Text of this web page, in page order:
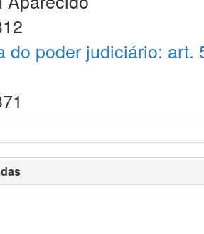
do poder judiciário: art.